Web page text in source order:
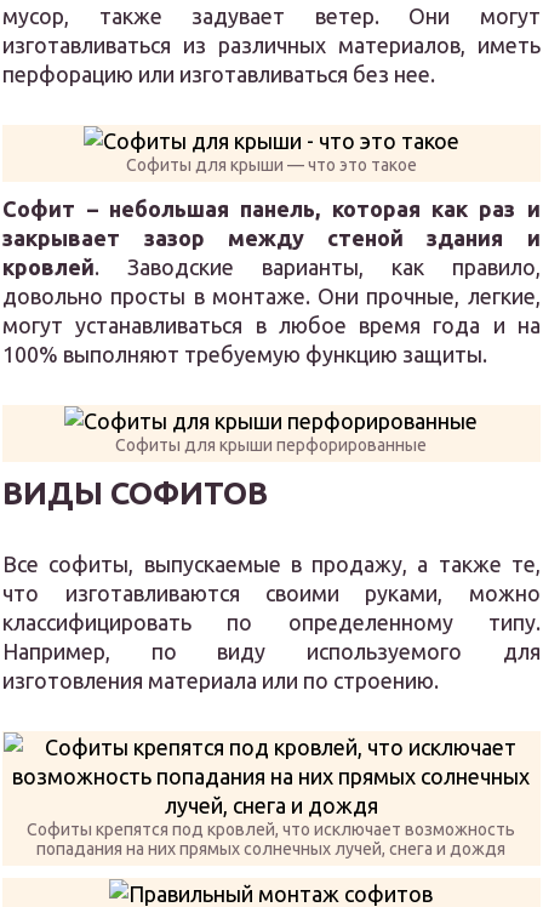
мусор, также задувает ветер. Они могут
изготавливаться из различных материалов, иметь
перфорацию или изготавливаться без нее.
Софиты для крыши — что это такое
Софит – небольшая панель, которая как раз и
закрывает зазор между стеной здания и
кровлей. Заводские варианты, как правило,
довольно просты в монтаже. Они прочные, легкие,
могут устанавливаться в любое время года и на
100% выполняют требуемую функцию защиты.
Софиты для крыши перфорированные
ВИДЫ СОФИТОВ
Все софиты, выпускаемые в продажу, а также те,
что изготавливаются своими руками, можно
классифицировать по определенному типу.
Например, по виду используемого для
изготовления материала или по строению.
Софиты крепятся под кровлей, что исключает возможность
попадания на них прямых солнечных лучей, снега и дождя